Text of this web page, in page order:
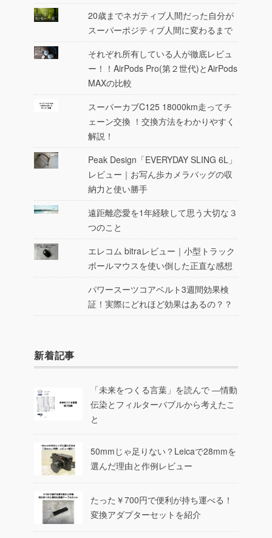
20歳までネガティブ人間だった自分が
スーパーポジティブ人間に変わるまで
それぞれ所有している人が徹底レビュ
ー！！AirPods Pro(第２世代)とAirPods
MAXの比較
スーパーカブC125 18000km走ってチ
ェーン交換 ！交換方法をわかりやすく
解説！
Peak Design「EVERYDAY SLING 6L」
レビュー｜お写ん歩カメラバッグの収
納力と使い勝手
遠距離恋愛を1年経験して思う大切な３
つのこと
エレコム bitraレビュー｜小型トラック
ボールマウスを使い倒した正直な感想
パワースーツコアベルト3週間効果検
証！実際にどれほど効果はあるの？？
新着記事
「未来をつくる言葉」を読んで ―情動
伝染とフィルターバブルから考えたこ
と
50mmじゃ足りない？Leicaで28mmを
選んだ理由と作例レビュー
たった￥700円で便利が持ち運べる！
変換アダプターセットを紹介